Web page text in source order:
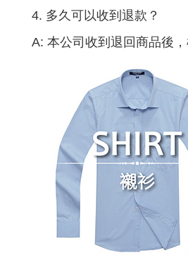
4. 多久可以收到退款？
A: 本公司收到退回商品後